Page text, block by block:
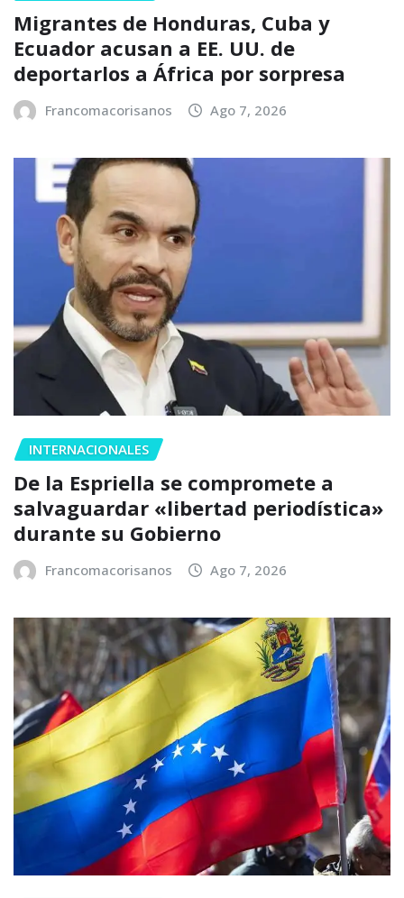
Migrantes de Honduras, Cuba y
Ecuador acusan a EE. UU. de
deportarlos a África por sorpresa
Francomacorisanos Ago 7, 2026
INTERNACIONALES
De la Espriella se compromete a
salvaguardar «libertad periodística»
durante su Gobierno
Francomacorisanos Ago 7, 2026